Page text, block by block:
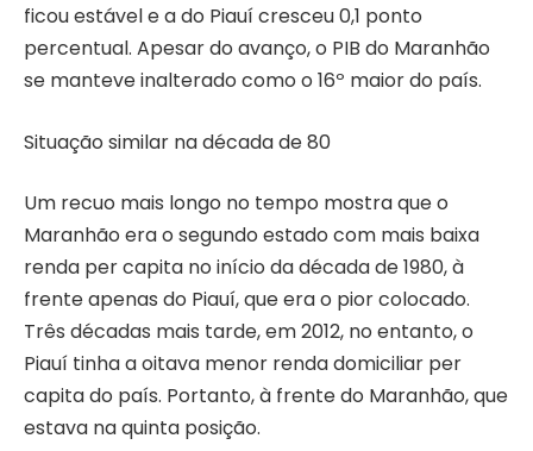
ficou estável e a do Piauí cresceu 0,1 ponto
percentual. Apesar do avanço, o PIB do Maranhão
se manteve inalterado como o 16º maior do país.
Situação similar na década de 80
Um recuo mais longo no tempo mostra que o
Maranhão era o segundo estado com mais baixa
renda per capita no início da década de 1980, à
frente apenas do Piauí, que era o pior colocado.
Três décadas mais tarde, em 2012, no entanto, o
Piauí tinha a oitava menor renda domiciliar per
capita do país. Portanto, à frente do Maranhão, que
estava na quinta posição.